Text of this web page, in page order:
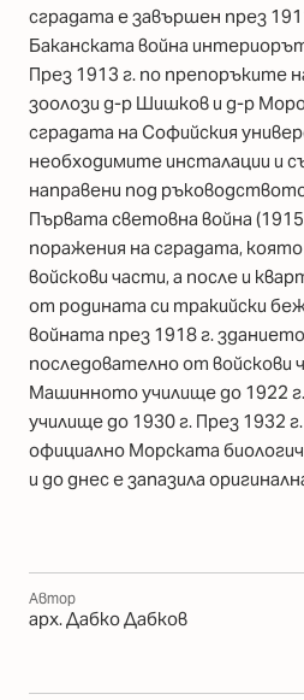
сградата е завършен през
Баканската война
През 1913 г. по препоръките
зоолози д-р Шишков и д-р
сградата на Софийския
необходимите инсталации и
направени под
Първата световна война
поражения на сградата,
войскови части, а после и
от родината си тракийски
войната през 1918 г.
последователно от войскови
Машинното училище до 1922
училище до 1930 г. През 1932
официално Морската
и до днес е запазила
Автор
арх. Дабко Дабков